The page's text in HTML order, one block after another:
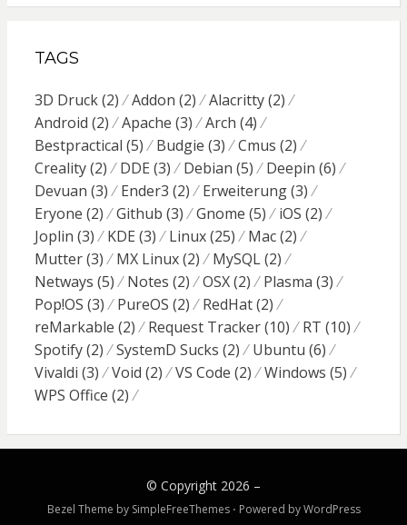
TAGS
3D Druck(2) Addon (2) Alacritty(2)
Android (2) Apache (3) Arch (4)
Bestpractical (5) Budgie (3) Cmus (2)
Creality(2) DDE (3) Debian (5) Deepin (6)
Devuan (3) Ender3 (2) Erweiterung(3)
Eryone (2) Github (3) Gnome (5) iOS (2)
Joplin (3) KDE (3) Linux(25) Mac(2)
Mutter(3) MX Linux(2) MySQL(2)
Netways (5) Notes (2) OSX(2) Plasma (3)
Pop!OS (3) PureOS (2) RedHat(2)
reMarkable (2) Request Tracker(10) RT (10)
Spotify(2) SystemD Sucks (2) Ubuntu (6)
Vivaldi (3) Void (2) VS Code (2) Windows (5)
WPS Office (2)
© Copyright 2026 –
Bezel Theme by SimpleFreeThemes ⋅ Powered byWordPress